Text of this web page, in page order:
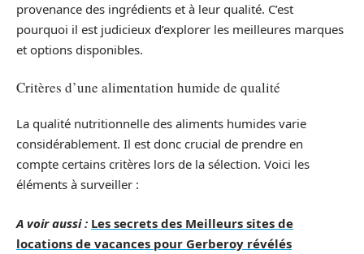
provenance des ingrédients et à leur qualité. C’est
pourquoi il est judicieux d’explorer les meilleures marques
et options disponibles.
Critères d’une alimentation humide de qualité
La qualité nutritionnelle des aliments humides varie
considérablement. Il est donc crucial de prendre en
compte certains critères lors de la sélection. Voici les
éléments à surveiller :
A voir aussi : Les secrets des Meilleurs sites de
locations de vacances pour Gerberoy révélés